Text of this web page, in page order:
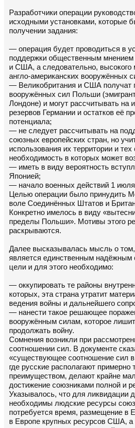
Разработчики операции
исходными установками, которые
получении задания:
— операция будет проводиться в
поддержки общественным мнением
и США, а следовательно, высокого
англо-американских вооружённых
— Великобритания и США получат
вооружённых сил Польши
Лондоне) и могут рассчитывать на
резервов Германии и остатков её
потенциала;
— не следует рассчитывать на
союзных европейских стран, но
использования их территории и тех
необходимость в которых может
— иметь в виду вероятность
Японией;
— начало военных действий 1 июля
Целью операции было принудить
воле Соединённых Штатов и
Конкретно имелось в виду
пределы Польши». Мотивы этого
раскрываются.
Далее высказывалась мысль о том,
является единственным надёжным
цели и для этого необходимо:
— оккупировать те районы
которых, эта страна утратит
ведения войны и дальнейшего
— нанести такое решающее
вооружённым силам, которое
продолжать войну.
Сомнения возникли при
соотношении сил. В документе
«существующее соотношение сил
где русские располагают примерно
преимуществом, делают крайне
достижение союзниками полной и
Указывалось, что для ликвидации
необходимы людские ресурсы
потребуется время, размещение в
в Европе крупных ресурсов США, а